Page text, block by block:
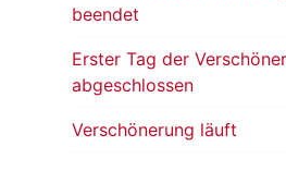
beendet
Erster Tag der
abgeschlossen
Verschönerung läuft